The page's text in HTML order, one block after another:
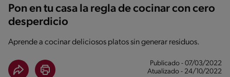
Pon en tu casa la regla de cocinar con cero
desperdicio
Aprende a cocinar deliciosos platos sin generar residuos.
Publicado - 07/03/2022
Atualizado - 24/10/2022